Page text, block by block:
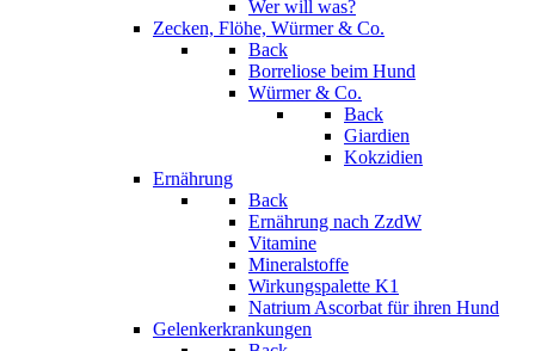
Wer will was?
Zecken, Flöhe, Würmer & Co.
Back
Borreliose beim Hund
Würmer & Co.
Back
Giardien
Kokzidien
Ernährung
Back
Ernährung nach ZzdW
Vitamine
Mineralstoffe
Wirkungspalette K1
Natrium Ascorbat für ihren Hund
Gelenkerkrankungen